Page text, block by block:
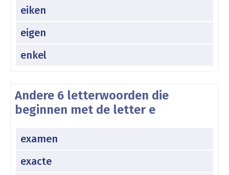
eiken
eigen
enkel
Andere 6 letterwoorden die
beginnen met de letter e
examen
exacte